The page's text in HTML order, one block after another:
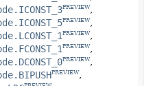
PREVIEW
PREVIEW
PREVIEW
PREVIEW
PREVIEW
PREVIEW